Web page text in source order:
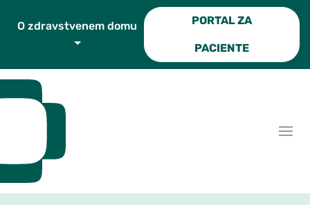
PORTAL ZA
PACIENTE